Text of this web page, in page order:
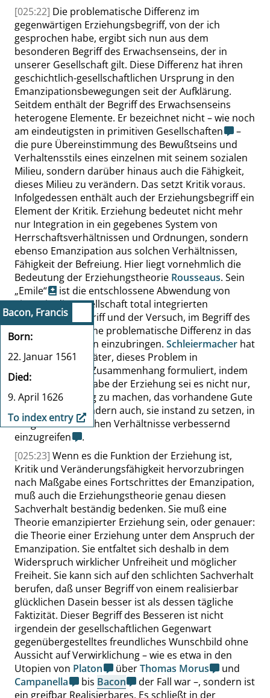
Bacon, Francis
Born
22. Januar 1561
Died
9. April 1626
To index entry
[025:22] Die problematische Differenz im
gegenwärtigen Erziehungsbegriff, von der ich
gesprochen habe, ergibt sich nun aus dem
besonderen Begriff des Erwachsenseins, der in
unserer Gesellschaft gilt. Diese Differenz hat ihren
geschichtlich-gesellschaftlichen Ursprung in den
Emanzipationsbewegungen seit der Aufklärung.
Seitdem enthält der Begriff des Erwachsenseins
heterogene Elemente. Er bezeichnet nicht – wie noch
am eindeutigsten in primitiven Gesellschaften
–
die pure Übereinstimmung des Bewußtseins und
Verhaltensstils eines einzelnen mit seinem sozialen
Milieu, sondern darüber hinaus auch die Fähigkeit,
dieses Milieu zu verändern. Das setzt Kritik voraus.
Infolgedessen enthält auch der Erziehungsbegriff ein
Element der Kritik. Erziehung bedeutet nicht mehr
nur Integration in ein gegebenes System von
Herrschaftsverhältnissen und Ordnungen, sondern
ebenso Emanzipation aus solchen Verhältnissen,
Fähigkeit der Befreiung. Hier liegt vornehmlich die
Bedeutung der Erziehungstheorie Rousseaus. Sein
„Emile“
ist die entschlossene Abwendung von
einem in die Gesellschaft total integrierten
Erwachsenenbegriff und der Versuch, im Begriff des
jene problematische Differenz in das
Erziehungsdenken einzubringen. Schleiermacher hat
dann, 50 Jahre später, dieses Problem in
systematischem Zusammenhang formuliert, indem
er sagte, die Aufgabe der Erziehung sei es nicht nur,
die Jugend tüchtig zu machen, das vorhandene Gute
zu bewahren, sondern auch, sie instand zu setzen, in
die gesellschaftlichen Verhältnisse verbessernd
einzugreifen
.
[025:23] Wenn es die Funktion der Erziehung ist,
Kritik und Veränderungsfähigkeit hervorzubringen
nach Maßgabe eines Fortschrittes der Emanzipation,
muß auch die Erziehungstheorie genau diesen
Sachverhalt beständig bedenken. Sie muß eine
Theorie emanzipierter Erziehung sein, oder genauer:
die Theorie einer Erziehung unter dem Anspruch der
Emanzipation. Sie entfaltet sich deshalb in dem
Widerspruch wirklicher Unfreiheit und möglicher
Freiheit. Sie kann sich auf den schlichten Sachverhalt
berufen, daß unser Begriff von einem realisierbar
glücklichen Dasein besser ist als dessen tägliche
Faktizität. Dieser Begriff des Besseren ist nicht
irgendein der gesellschaftlichen Gegenwart
gegenübergestelltes freundliches Wunschbild ohne
Aussicht auf Verwirklichung – wie es etwa in den
Utopien von Platon überThomas Morus
und
Campanella
bis Bacon
der Fall war –, sondern ist
ein greifbar Realisierbares. Es schließt in der